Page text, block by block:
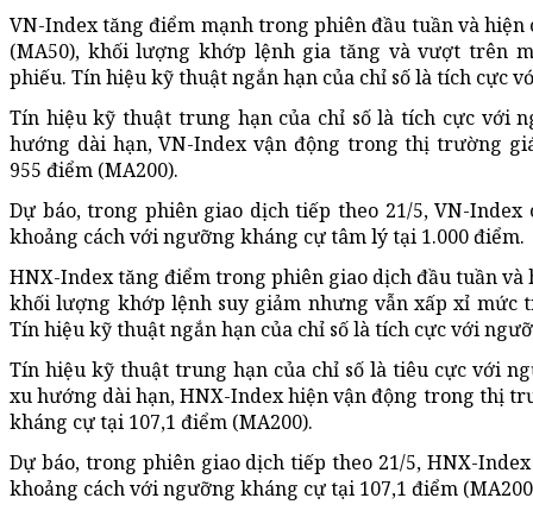
VN-Index tăng điểm mạnh trong phiên đầu tuần và
(MA50), khối lượng khớp lệnh gia tăng và vượt trên
phiếu. Tín hiệu kỹ thuật ngắn hạn của chỉ số là tích cực
Tín hiệu kỹ thuật trung hạn của chỉ số là tích cực với
hướng dài hạn, VN-Index vận động trong thị trường
955 điểm (MA200).
Dự báo, trong phiên giao dịch tiếp theo 21/5, VN-
khoảng cách với ngưỡng kháng cự tâm lý tại 1.000 điểm.
HNX-Index tăng điểm trong phiên giao dịch đầu tuần
khối lượng khớp lệnh suy giảm nhưng vẫn xấp xỉ mức
Tín hiệu kỹ thuật ngắn hạn của chỉ số là tích cực với
Tín hiệu kỹ thuật trung hạn của chỉ số là tiêu cực với
xu hướng dài hạn, HNX-Index hiện vận động trong thị
kháng cự tại 107,1 điểm (MA200).
Dự báo, trong phiên giao dịch tiếp theo 21/5, HNX-
khoảng cách với ngưỡng kháng cự tại 107,1 điểm